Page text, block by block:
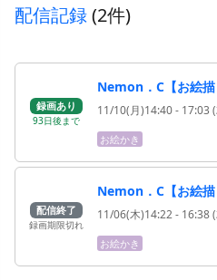
配信記録(2件)
録画あり
93日後 まで
Nemon．C【お絵
11/10(月)14:40- 17:03 (
お絵かき
配信終了
録画期限切れ
Nemon．C【お絵
11/06(木)14:22- 16:38(
お絵かき